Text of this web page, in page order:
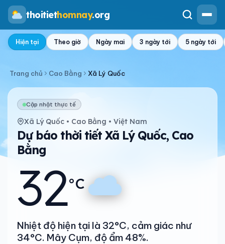
thoitiethomnay.org
Hiện tại Theo giờ Ngày mai 3 ngày tới 5 ngày tới
Trang chủ Cao Bằng Xã Lý Quốc
Cập nhật thực tế
Xã Lý Quốc • Cao Bằng • Việt Nam
Dự báo thời tiết Xã Lý Quốc, Cao
Bằng
32°C
Nhiệt độ hiện tại là 32°C, cảm giác như
34°C. Mây Cụm, độ ẩm 48%.